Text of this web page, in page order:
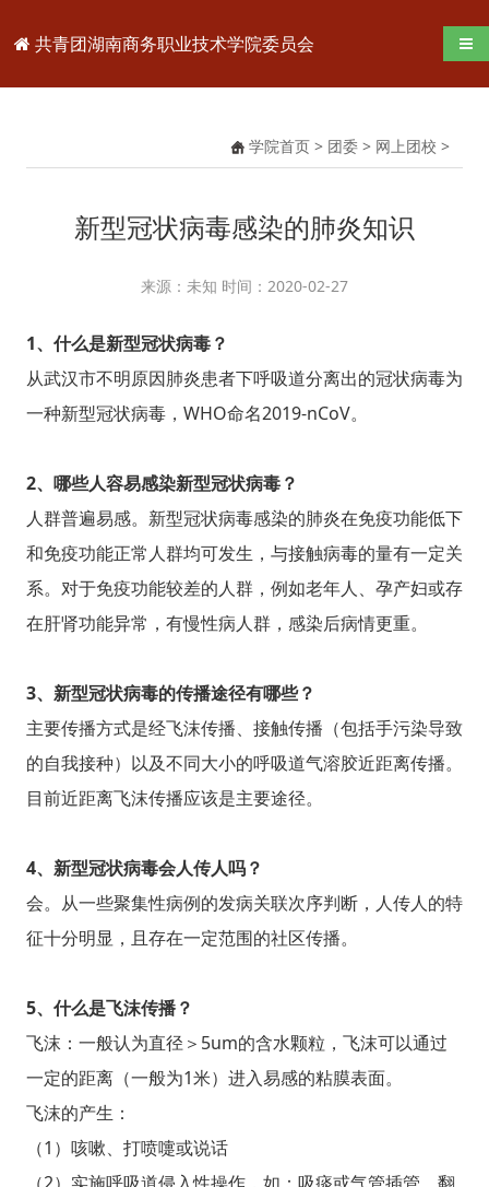
共青团湖南商务职业技术学院委员会 导
学院首页 > 团委 > 网上团校 >
新型冠状病毒感染的肺炎知识
来源：未知 时间：2020-02-27
1、什么是新型冠状病毒？
从武汉市不明原因肺炎患者下呼吸道分离出的冠状病毒为
一种新型冠状病毒，WHO命名2019-nCoV。
2、哪些人容易感染新型冠状病毒？
人群普遍易感。新型冠状病毒感染的肺炎在免疫功能低下
和免疫功能正常人群均可发生，与接触病毒的量有一定关
系。对于免疫功能较差的人群，例如老年人、孕产妇或存
在肝肾功能异常，有慢性病人群，感染后病情更重。
3、新型冠状病毒的传播途径有哪些？
主要传播方式是经飞沫传播、接触传播（包括手污染导致
的自我接种）以及不同大小的呼吸道气溶胶近距离传播。
目前近距离飞沫传播应该是主要途径。
4、新型冠状病毒会人传人吗？
会。从一些聚集性病例的发病关联次序判断，人传人的特
征十分明显，且存在一定范围的社区传播。
5、什么是飞沫传播？
飞沫：一般认为直径＞5um的含水颗粒，飞沫可以通过
一定的距离（一般为1米）进入易感的粘膜表面。
飞沫的产生：
（1）咳嗽、打喷嚏或说话